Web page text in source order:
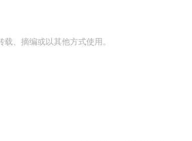
、摘编或以其他方式使用。